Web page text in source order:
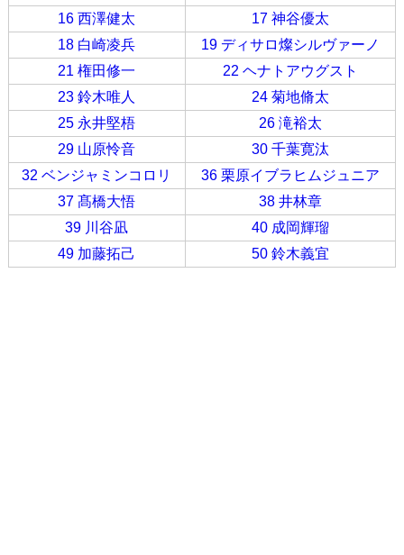
16 西澤健太
17 神谷優太
18 白崎凌兵
19 ディサロ燦シルヴァーノ
21 権田修一
22 ヘナトアウグスト
23 鈴木唯人
24 菊地脩太
25 永井堅梧
26 滝裕太
29 山原怜音
30 千葉寛汰
32 ベンジャミンコロリ
36 栗原イブラヒムジュニア
37 髙橋大悟
38 井林章
39 川谷凪
40 成岡輝瑠
49 加藤拓己
50 鈴木義宜